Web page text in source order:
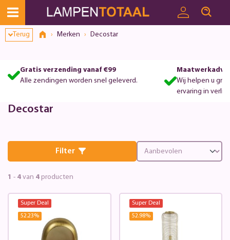
Terug Merken Decostar
Gratis verzending vanaf €99
Alle zendingen worden snel geleverd.
Wij helpen u
ervaring in
Decostar
Filter
1 - 4 van 4 producten
Super Deal
52.23%
Super Deal
52.98%